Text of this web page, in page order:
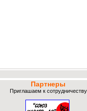
Партнеры
Приглашаем к